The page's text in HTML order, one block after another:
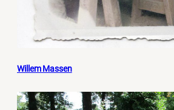
Willem Massen